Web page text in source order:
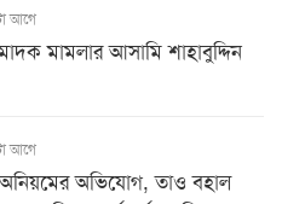
আগে
মামলার আসামি শাহাবুদ্দিন
আগে
অনিয়মের অভিযোগ, তাও বহাল